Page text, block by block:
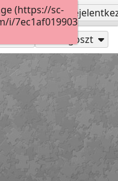
anneninokulu
Megoszt
(https://sc-
i/